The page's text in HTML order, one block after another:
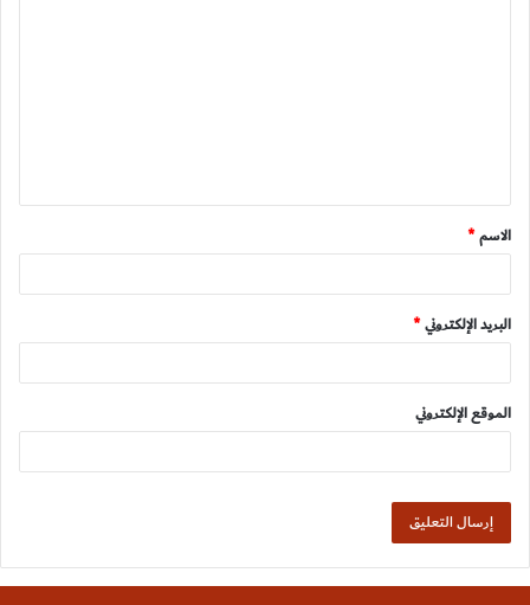
ق
*
الاسم*
البريد الإلكتروني*
الموقع الإلكتروني